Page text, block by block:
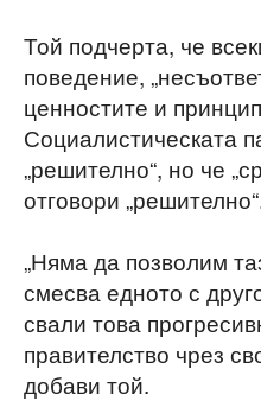
Той подчерта, че
поведение,
ценностите и
Социалистическата
„решително“, но че
отговори
„Няма да позволим
смесва едното с
свали това
правителство чрез
добави той.